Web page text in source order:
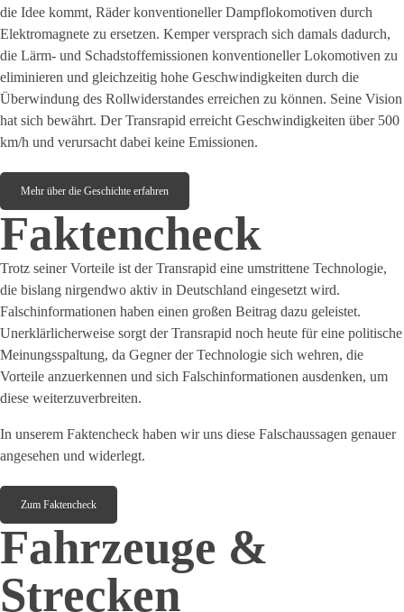
die Idee kommt, Räder konventioneller Dampflokomotiven durch
Elektromagnete zu ersetzen. Kemper versprach sich damals dadurch,
die Lärm- und Schadstoffemissionen konventioneller Lokomotiven zu
eliminieren und gleichzeitig hohe Geschwindigkeiten durch die
Überwindung des Rollwiderstandes erreichen zu können. Seine Vision
hat sich bewährt. Der Transrapid erreicht Geschwindigkeiten über 500
km/h und verursacht dabei keine Emissionen.
Mehr über die Geschichte erfahren
Faktencheck
Trotz seiner Vorteile ist der Transrapid eine umstrittene Technologie,
die bislang nirgendwo aktiv in Deutschland eingesetzt wird.
Falschinformationen haben einen großen Beitrag dazu geleistet.
Unerklärlicherweise sorgt der Transrapid noch heute für eine politische
Meinungsspaltung, da Gegner der Technologie sich wehren, die
Vorteile anzuerkennen und sich Falschinformationen ausdenken, um
diese weiterzuverbreiten.
In unserem Faktencheck haben wir uns diese Falschaussagen genauer
angesehen und widerlegt.
Zum Faktencheck
Fahrzeuge &
Strecken